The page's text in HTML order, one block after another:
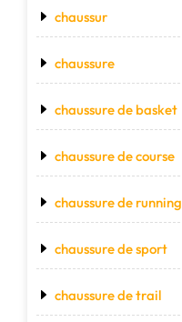
chaussur
chaussure
chaussure de basket
chaussure de course
chaussure de running
chaussure de sport
chaussure de trail